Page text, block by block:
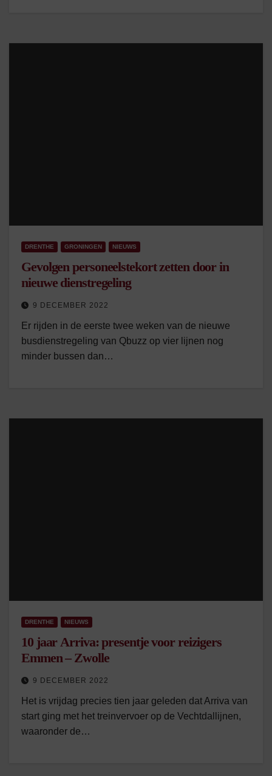
DRENTHE GRONINGEN NIEUWS
Gevolgen personeelstekort zetten door in
nieuwe dienstregeling
9 DECEMBER 2022
Er rijden in de eerste twee weken van de nieuwe
busdienstregeling van Qbuzz op vier lijnen nog
minder bussen dan…
DRENTHE NIEUWS
10 jaar Arriva: presentje voor reizigers
Emmen – Zwolle
9 DECEMBER 2022
Het is vrijdag precies tien jaar geleden dat Arriva van
start ging met het treinvervoer op de Vechtdallijnen,
waaronder de…